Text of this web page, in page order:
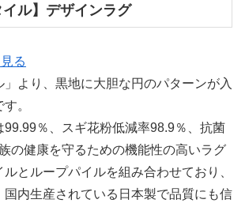
イル】デザインラグ
る
」より、黒地に大胆な円のパターンが入
。
99.99％、スギ花粉低減率98.9％、抗菌
の健康を守るための機能性の高いラグ
とループパイルを組み合わせており、
国内生産されている日本製で品質にも信